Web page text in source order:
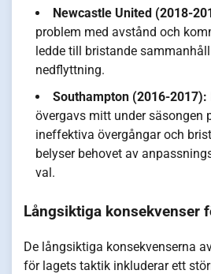
Newcastle United (2018-
problem med avstånd och
ledde till bristande
nedflyttning.
Southampton (2016-2017):
övergavs mitt under säsongen
ineffektiva övergångar och
belyser behovet av
val.
Långsiktiga konsekvenser
De långsiktiga konsekvenserna
för lagets taktik inkluderar ett